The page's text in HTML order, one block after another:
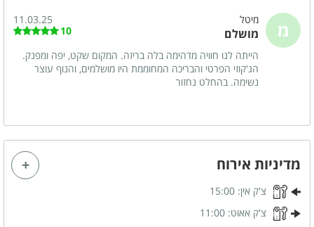
קהל יעד
משפחות
ימי כיף
ערבי גיבוש
משחקי שולחן
שולחן פינג פונג
שולחן כדורגל
מ מיטל
מושלם
11.03.25
10
הייתה לנו חוויה מדהימה בלה בריזה. המקום שקט, יפה ומפנק.
הג'קוזי הפרטי והבריכה המחוממת היו מושלמים, והנוף עוצר
נשימה. בהחלט נחזור
מדיניות אירוח
צ'ק אין: 15:00
צ'ק אאוט: 11:00